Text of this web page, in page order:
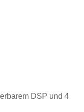
DSP und 4